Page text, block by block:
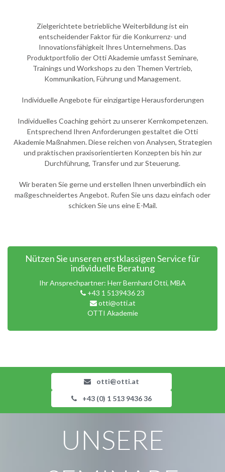
Zielgerichtete betriebliche Weiterbildung ist ein
entscheidender Faktor für die Konkurrenz- und
Innovationsfähigkeit Ihres Unternehmens. Das
Produktportfolio der Otti Akademie umfasst Seminare,
Trainings und Workshops zu den Themen Vertrieb,
Kommunikation, Führung und Management.
Individuelle Angebote für einzigartige Herausforderungen
Individuelles Coaching gehört zu unserer Kernkompetenzen.
Entsprechend Ihren Anforderungen gestaltet die Otti
Akademie Maßnahmen. Diese reichen von Analysen, Strategien
und praktischen praxisorientierten Konzepten bis hin zur
Durchführung, Transfer und zur Steuerung.
Wir beraten Sie gerne und erstellen Ihnen unverbindlich ein
maßgeschneidertes Angebot. Rufen Sie uns dazu einfach oder
schicken Sie uns eine E-Mail.
Nützen Sie unseren erstklassigen Service für
individuelle Beratung
Ihr Ansprechpartner: Herr Bernhard Otti, MBA
+43 1 5139436 23
otti@otti.at
OTTI Akademie
otti@otti.at
+43 (0) 1 513 9436 36
UNSERE